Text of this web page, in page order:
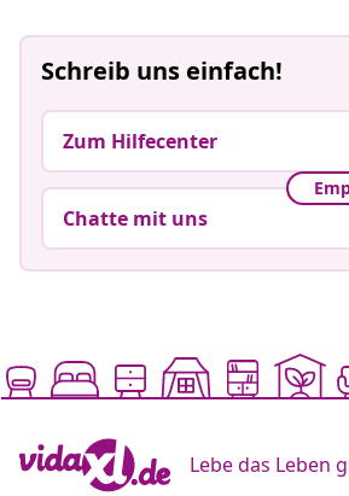
Schreib uns einfach!
Zum Hilfecenter
Chatte mit uns
Lebe das Leben